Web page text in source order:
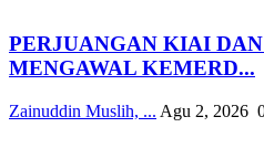
PERJUANGAN KIAI
MENGAWAL KEMERD...
Zainuddin Muslih, ... Agu 2, 2026